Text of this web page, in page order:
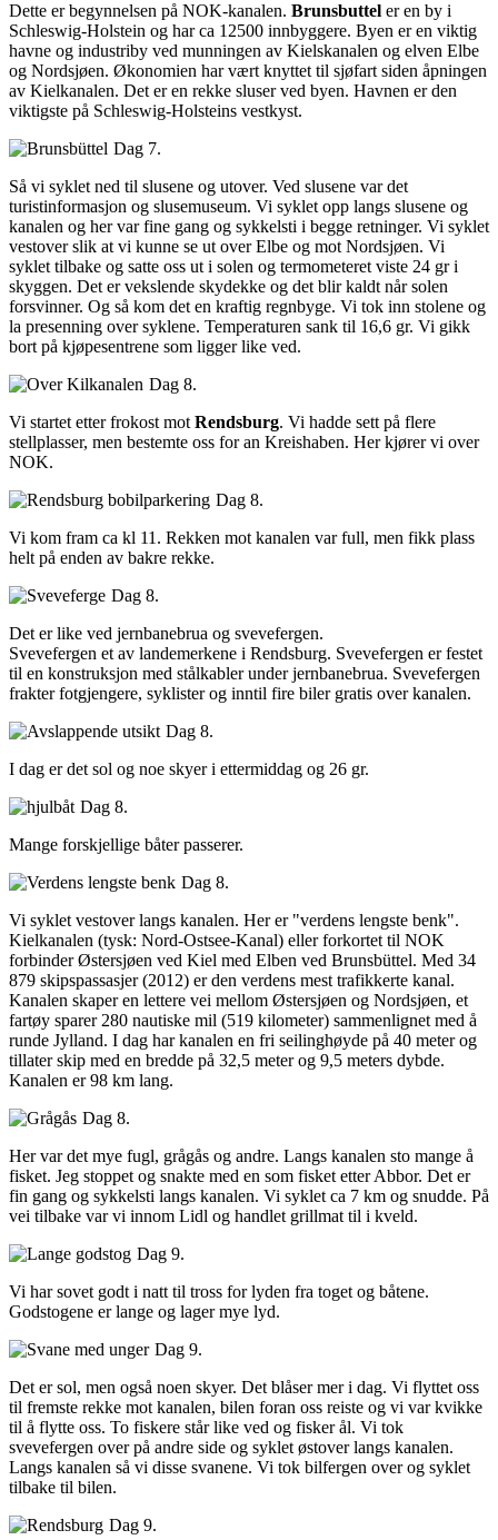
Dette er begynnelsen på NOK-kanalen. Brunsbuttel er en by i
Schleswig-Holstein og har ca 12500 innbyggere. Byen er en viktig
havne og industriby ved munningen av Kielskanalen og elven Elbe
og Nordsjøen. Økonomien har vært knyttet til sjøfart siden åpningen
av Kielkanalen. Det er en rekke sluser ved byen. Havnen er den
viktigste på Schleswig-Holsteins vestkyst.
Dag 7.
Så vi syklet ned til slusene og utover. Ved slusene var det
turistinformasjon og slusemuseum. Vi syklet opp langs slusene og
kanalen og her var fine gang og sykkelsti i begge retninger. Vi syklet
vestover slik at vi kunne se ut over Elbe og mot Nordsjøen. Vi
syklet tilbake og satte oss ut i solen og termometeret viste 24 gr i
skyggen. Det er vekslende skydekke og det blir kaldt når solen
forsvinner. Og så kom det en kraftig regnbyge. Vi tok inn stolene og
la presenning over syklene. Temperaturen sank til 16,6 gr. Vi gikk
bort på kjøpesentrene som ligger like ved.
Dag 8.
Vi startet etter frokost mot Rendsburg. Vi hadde sett på flere
stellplasser, men bestemte oss for an Kreishaben. Her kjører vi over
NOK.
Dag 8.
Vi kom fram ca kl 11. Rekken mot kanalen var full, men fikk plass
helt på enden av bakre rekke.
Dag 8.
Det er like ved jernbanebrua og svevefergen.
Svevefergen et av landemerkene i Rendsburg. Svevefergen er festet
til en konstruksjon med stålkabler under jernbanebrua. Svevefergen
frakter fotgjengere, syklister og inntil fire biler gratis over kanalen.
Dag 8.
I dag er det sol og noe skyer i ettermiddag og 26 gr.
Dag 8.
Mange forskjellige båter passerer.
Dag 8.
Vi syklet vestover langs kanalen. Her er "verdens lengste benk".
Kielkanalen (tysk: Nord-Ostsee-Kanal) eller forkortet til NOK
forbinder Østersjøen ved Kiel med Elben ved Brunsbüttel. Med 34
879 skipspassasjer (2012) er den verdens mest trafikkerte kanal.
Kanalen skaper en lettere vei mellom Østersjøen og Nordsjøen, et
fartøy sparer 280 nautiske mil (519 kilometer) sammenlignet med å
runde Jylland. I dag har kanalen en fri seilinghøyde på 40 meter og
tillater skip med en bredde på 32,5 meter og 9,5 meters dybde.
Kanalen er 98 km lang.
Dag 8.
Her var det mye fugl, grågås og andre. Langs kanalen sto mange å
fisket. Jeg stoppet og snakte med en som fisket etter Abbor. Det er
fin gang og sykkelsti langs kanalen. Vi syklet ca 7 km og snudde. På
vei tilbake var vi innom Lidl og handlet grillmat til i kveld.
Dag 9.
Vi har sovet godt i natt til tross for lyden fra toget og båtene.
Godstogene er lange og lager mye lyd.
Dag 9.
Det er sol, men også noen skyer. Det blåser mer i dag. Vi flyttet oss
til fremste rekke mot kanalen, bilen foran oss reiste og vi var kvikke
til å flytte oss. To fiskere står like ved og fisker ål. Vi tok
svevefergen over på andre side og syklet østover langs kanalen.
Langs kanalen så vi disse svanene. Vi tok bilfergen over og syklet
tilbake til bilen.
Dag 9.